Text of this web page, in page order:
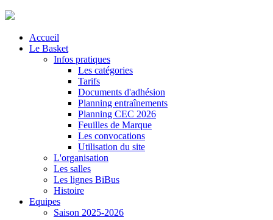
Accueil
Le Basket
Infos pratiques
Les catégories
Tarifs
Documents d'adhésion
Planning entraînements
Planning CEC 2026
Feuilles de Marque
Les convocations
Utilisation du site
L'organisation
Les salles
Les lignes BiBus
Histoire
Equipes
Saison 2025-2026